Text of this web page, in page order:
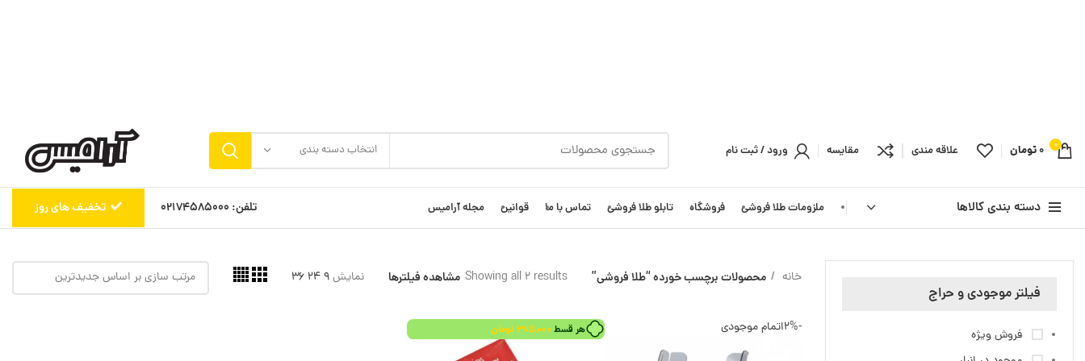
0
0تومان علاقه مندی مقایسه ورود / ثبت نام انتخاب دسته بندی
دسته بندی کالاها ملزومات طلا فروشی فروشگاه تابلو طلا فروشی تماس با ما قوانین مجله آرامیس تلفن: 02174585000 تخفیف های روز
فیلتر موجودی و حراج
فروش ویژه
خانه محصولات برچسب خورده “طلا فروشی” Showing all 2 results
Sorted by latest
مشاهده فیلترها نمایش9
24
36
-2% اتمام موجودی هر قسط 375,000 تومان